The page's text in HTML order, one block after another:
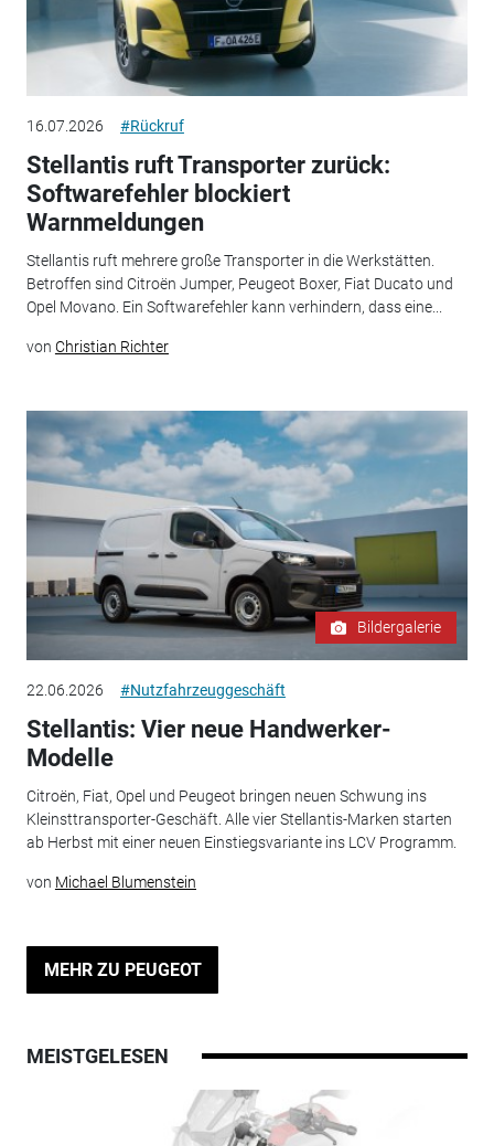
16.07.2026 #Rückruf
Stellantis ruft Transporter zurück:
Softwarefehler blockiert
Warnmeldungen
Stellantis ruft mehrere große Transporter in die Werkstätten.
Betroffen sind Citroën Jumper, Peugeot Boxer, Fiat Ducato und
Opel Movano. Ein Softwarefehler kann verhindern, dass eine...
von Christian Richter
Bildergalerie
22.06.2026 #Nutzfahrzeuggeschäft
Stellantis: Vier neue Handwerker-
Modelle
Citroën, Fiat, Opel und Peugeot bringen neuen Schwung ins
Kleinsttransporter-Geschäft. Alle vier Stellantis-Marken starten
ab Herbst mit einer neuen Einstiegsvariante ins LCV Programm.
von Michael Blumenstein
MEHR ZU PEUGEOT
MEISTGELESEN